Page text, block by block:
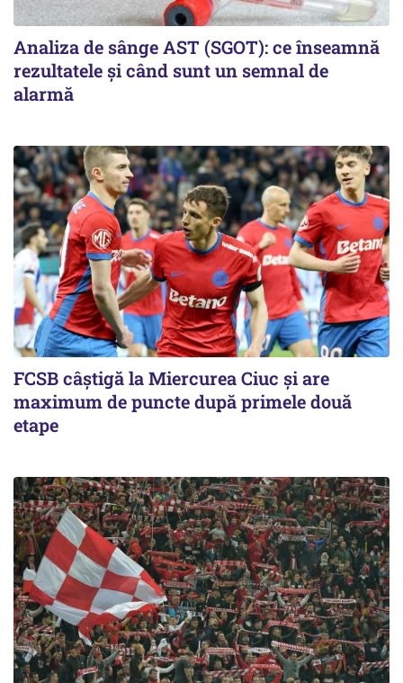
Analiza de sânge AST (SGOT): ce înseamnă
rezultatele și când sunt un semnal de
alarmă
FCSB câştigă la Miercurea Ciuc şi are
maximum de puncte după primele două
etape